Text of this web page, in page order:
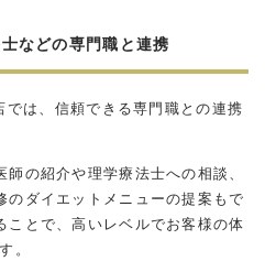
などの専門職と連携
は、信頼できる専門職との連携
の紹介や理学療法士への相談、
のダイエットメニューの提案もで
ことで、高いレベルでお客様の体
。